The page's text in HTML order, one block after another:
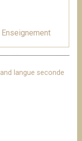
Enseignement
langue seconde